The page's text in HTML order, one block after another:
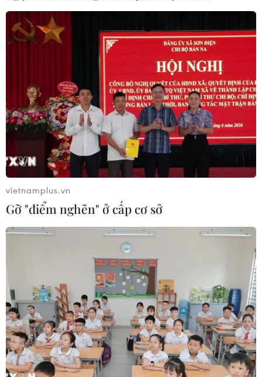
TIN CÙNG CHUYÊN MỤC
Giao tranh dữ dội ở miền Tây Libya,
nhiều tù nhân vượt ngục
vietnamplus.vn
Gỡ "điểm nghẽn" ở cấp cơ sở